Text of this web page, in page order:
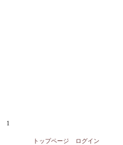
1
トップページ ログイン